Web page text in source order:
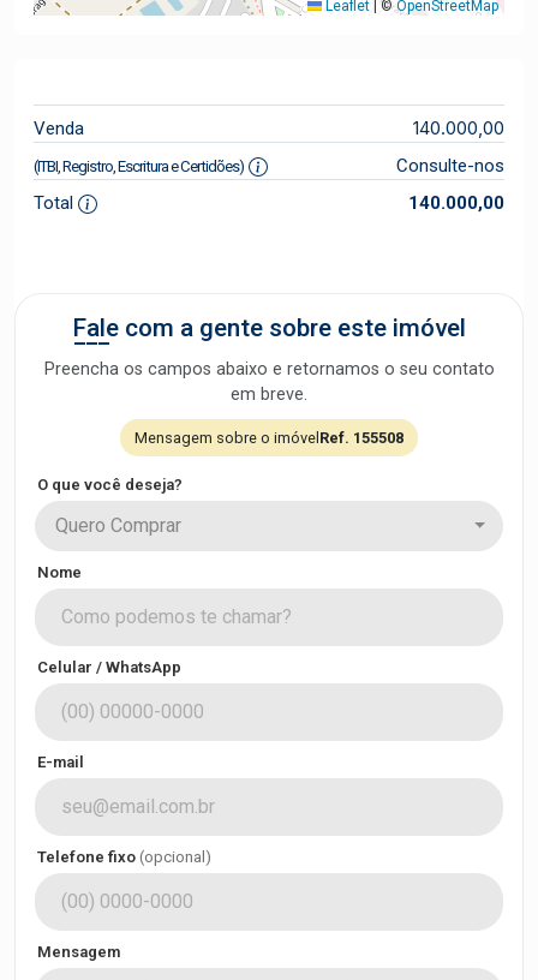
Leaflet ©OpenStreetMap
Venda 140.000,00
(ITBI, Registro, Escritura e Certidões)
Consulte-nos
Total
140.000,00
Fale com a gente sobre este imóvel
Preencha os campos abaixo e retornamos o seu contato
em breve.
Mensagem sobre o imóvel Ref. 155508
O que você deseja?
Quero Comprar
Nome
Celular / WhatsApp
E-mail
Telefone fixo (opcional)
Mensagem